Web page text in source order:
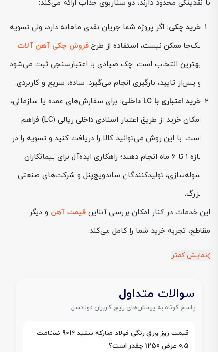
با نقدینگی محدود دارند، دو سناریوی جذاب ارائه می‌کند:
خرید چکی: اگر پروژه شما جریان نقدی ماهانه دارد، ولی تسویه
یک‌جا ممکن نیست، استفاده از طرح فروش چکی آهن آلات
بهترین انتخاب است. چک صیادی با اعتبارسنجی ثبت می‌شود
و پس‌از تایید، بارگیری انجام می‌گیرد. ساده، سریع و کاربردی.
خرید اعتباری با LC داخلی:
برای سفارش‌های عمده یا سازمانی،
امکان خرید از طریق اعتبار اسنادی داخلی ریالی (LC) فراهم
است. با این روش می‌توانید کالا را دریافت کنید و تسویه را در
بازه ۱ تا ۶ ماه انجام دهید؛ راهکاری ایده‌آل برای پیمانکاران
سوله‌سازی، تولیدکنندگان ساندویچ‌پنل و شرکت‌های صنعتی
بزرگ.
این خدمات در کنار امکان بررسی آنلاین قیمت آهن و دیگر
مقاطع، تجربه خرید شما را کامل می‌کند.
نمایش کمتر
سوالات متداول
پاسخ کوتاه به پرسش‌های رایج کاربران فولادسل
قیمت روز ورق رنگی فولاد مبارکه سفید 9016 ضخامت
0.5 عرض 1250 چقدر است؟